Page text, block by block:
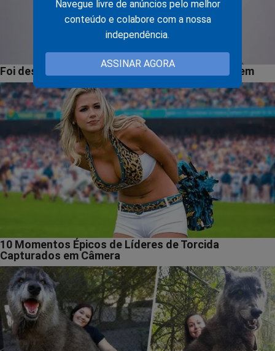
Navegue livre de anúncios pelo melhor
conteúdo e colabore com a nossa
independência.
ASSINAR AGORA